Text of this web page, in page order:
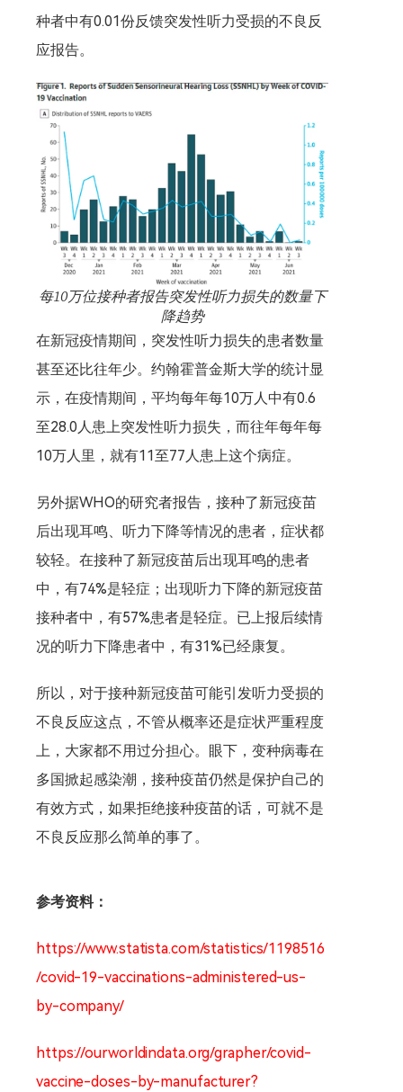
种者中有0.01份反馈突发性听力受损的不良反
应报告。
每10万位接种者报告突发性听力损失的数量下
降趋势
在新冠疫情期间，突发性听力损失的患者数量
甚至还比往年少。约翰霍普金斯大学的统计显
示，在疫情期间，平均每年每10万人中有0.6
至28.0人患上突发性听力损失，而往年每年每
10万人里，就有11至77人患上这个病症。
另外据WHO的研究者报告，接种了新冠疫苗
后出现耳鸣、听力下降等情况的患者，症状都
较轻。在接种了新冠疫苗后出现耳鸣的患者
中，有74%是轻症；出现听力下降的新冠疫苗
接种者中，有57%患者是轻症。已上报后续情
况的听力下降患者中，有31%已经康复。
所以，对于接种新冠疫苗可能引发听力受损的
不良反应这点，不管从概率还是症状严重程度
上，大家都不用过分担心。眼下，变种病毒在
多国掀起感染潮，接种疫苗仍然是保护自己的
有效方式，如果拒绝接种疫苗的话，可就不是
不良反应那么简单的事了。
参考资料：
https://www.statista.com/statistics/1198516
/covid-19-vaccinations-administered-us-
by-company/
https://ourworldindata.org/grapher/covid-
vaccine-doses-by-manufacturer?